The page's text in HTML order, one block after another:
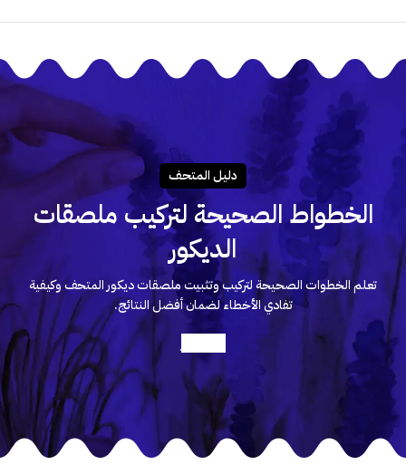
دليـل المتحـف
الخطواط الصحيحة لتركيب ملصقات
الديكور
تعلم الخطوات الصحيحة لتركيب وتثبيت ملصقات ديكور المتحف وكيفية
تفادي الأخطاء لضمان أفضل النتائج.